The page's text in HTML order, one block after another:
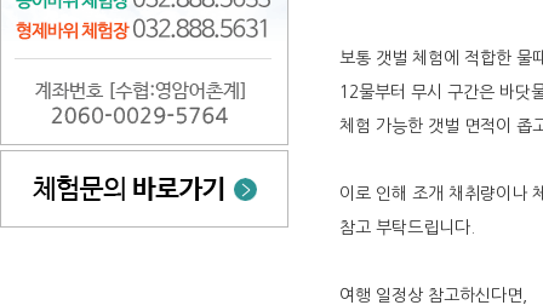
보통 갯벌 체험에 적합한 물
12물부터 무시 구간은 바닷
체험 가능한 갯벌 면적이 좁
이로 인해 조개 채취량이나
참고 부탁드립니다.
여행 일정상 참고하신다면,